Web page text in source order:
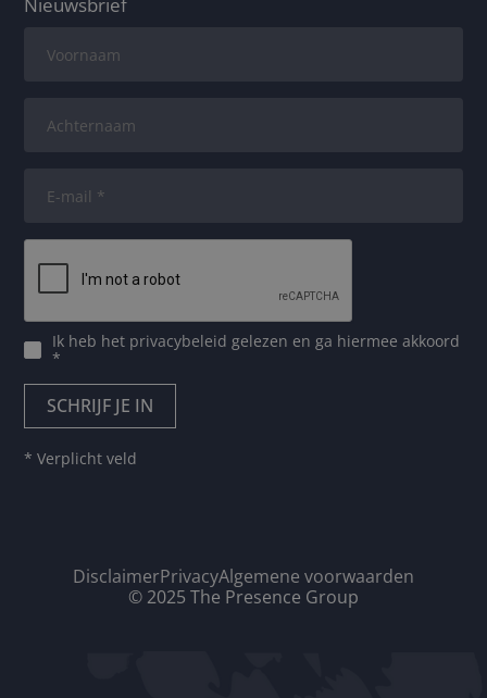
Ik heb het privacybeleid gelezen en ga hiermee akkoord
*
* Verplicht veld
DisclaimerPrivacyAlgemene voorwaarden
© 2025 The Presence Group